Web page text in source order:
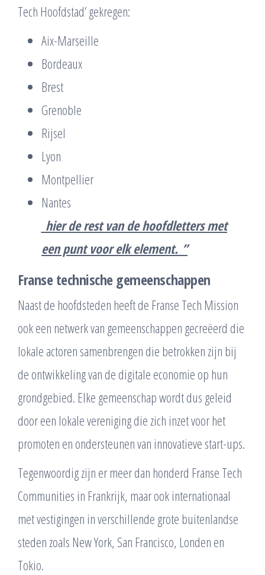
Tech Hoofdstad’ gekregen:
Aix-Marseille
Bordeaux
Brest
Grenoble
Rijsel
Lyon
Montpellier
Nantes
_hier de rest van de hoofdletters met
een punt voor elk element._”
Franse technische gemeenschappen
Naast de hoofdsteden heeft de Franse Tech Mission
ook een netwerk van gemeenschappen gecreëerd die
lokale actoren samenbrengen die betrokken zijn bij
de ontwikkeling van de digitale economie op hun
grondgebied. Elke gemeenschap wordt dus geleid
door een lokale vereniging die zich inzet voor het
promoten en ondersteunen van innovatieve start-ups.
Tegenwoordig zijn er meer dan honderd Franse Tech
Communities in Frankrijk, maar ook internationaal
met vestigingen in verschillende grote buitenlandse
steden zoals New York, San Francisco, Londen en
Tokio.